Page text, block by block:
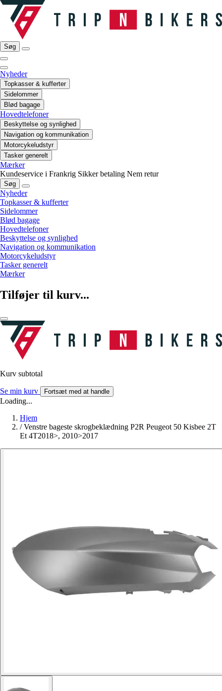
Søg
Nyheder
Topkasser & kufferter
Sidelommer
Blød bagage
Hovedtelefoner
Beskyttelse og synlighed
Navigation og kommunikation
Motorcykeludstyr
Tasker generelt
Mærker
Kundeservice i Frankrig Sikker betaling Nem retur
Søg
Nyheder
Topkasser & kufferter
Sidelommer
Blød bagage
Hovedtelefoner
Beskyttelse og synlighed
Navigation og kommunikation
Motorcykeludstyr
Tasker generelt
Mærker
Tilføjer til kurv...
Kurv subtotal
Se min kurv Fortsæt med at handle
Loading...
Hjem
/ Venstre bageste skrogbeklædning P2R Peugeot 50 Kisbee 2T
Et 4T2018>, 2010>2017